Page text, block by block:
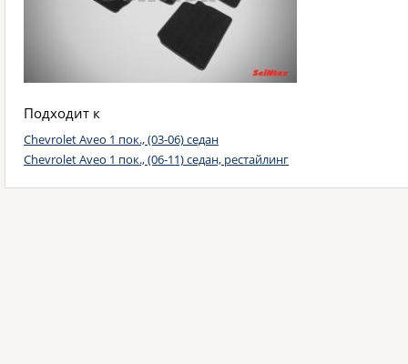
Подходит к
Chevrolet Aveo 1 пок., (03-06) седан
Chevrolet Aveo 1 пок., (06-11) седан, рестайлинг